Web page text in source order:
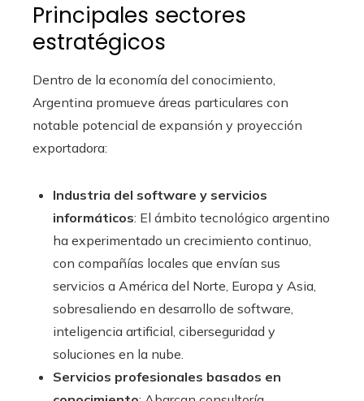
Principales sectores
estratégicos
Dentro de la economía del conocimiento,
Argentina promueve áreas particulares con
notable potencial de expansión y proyección
exportadora:
Industria del software y servicios
informáticos: El ámbito tecnológico argentino
ha experimentado un crecimiento continuo,
con compañías locales que envían sus
servicios a América del Norte, Europa y Asia,
sobresaliendo en desarrollo de software,
inteligencia artificial, ciberseguridad y
soluciones en la nube.
Servicios profesionales basados en